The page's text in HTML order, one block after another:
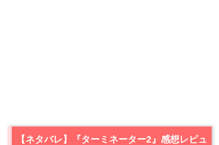
【ネタバレ】『ターミネーター2』感想レビュ